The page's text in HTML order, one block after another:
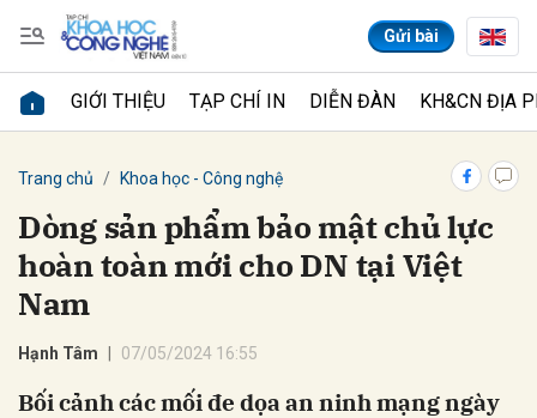
Gửi bài
GIỚI THIỆU TẠP CHÍ IN DIỄN ĐÀN KH&CN ĐỊA
Trang chủ Khoa học - Công nghệ
Dòng sản phẩm bảo mật chủ lực
hoàn toàn mới cho DN tại Việt
Nam
Hạnh Tâm 07/05/2024 16:55
Bối cảnh các mối đe dọa an ninh mạng ngày
Gửi bình luận
Hủy Gửi